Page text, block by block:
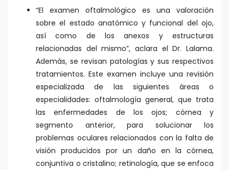
“El examen oftalmológico es una valoración
sobre el estado anatómico y funcional del ojo,
así como de los anexos y estructuras
relacionadas del mismo”, aclara el Dr. Lalama.
Además, se revisan patologías y sus respectivos
tratamientos. Este examen incluye una revisión
especializada de las siguientes áreas o
especialidades: oftalmología general, que trata
las enfermedades de los ojos; córnea y
segmento anterior, para solucionar los
problemas oculares relacionados con la falta de
visión producidos por un daño en la córnea,
conjuntiva o cristalino; retinología, que se enfoca